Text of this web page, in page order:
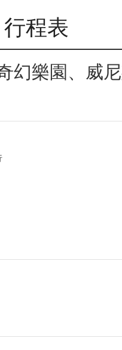
程表
幻樂園、威